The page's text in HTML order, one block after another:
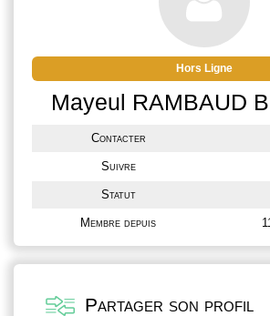
studio au T3, entièrement
Hors Ligne
Mayeul RAMBAUD
Contacter
Suivre
Statut
Membre depuis
Partager son profil